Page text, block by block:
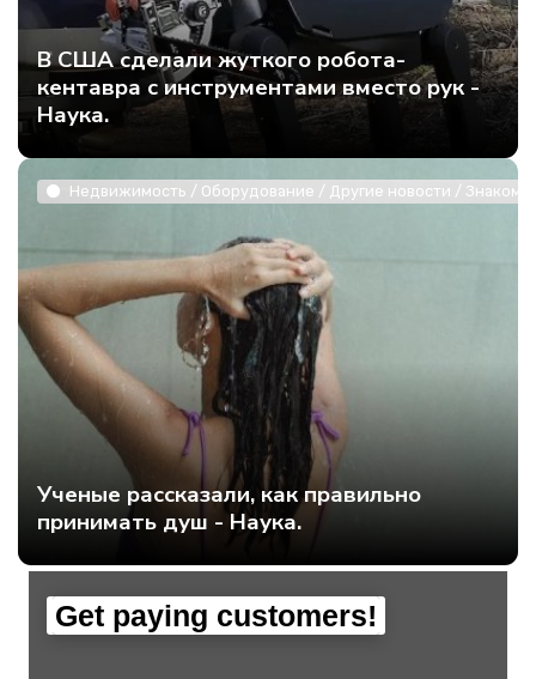
В США сделали жуткого робота-
кентавра с инструментами вместо рук -
Наука.
Недвижимость / Оборудование / Другие новости /
Ученые рассказали, как правильно
принимать душ - Наука.
Get paying customers!